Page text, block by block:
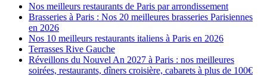
Nos meilleurs restaurants de Paris par arrondissement
Brasseries à Paris : Nos 20 meilleures brasseries Parisiennes
en 2026
Nos 10 meilleurs restaurants italiens à Paris en 2026
Terrasses Rive Gauche
Réveillons du Nouvel An 2027 à Paris : nos meilleures
soirées, restaurants, dîners croisière, cabarets à plus de 100€